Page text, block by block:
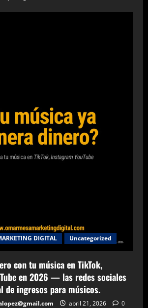
DIGITAL Uncategorized
con tu música en TikTok,
en 2026 — las redes sociales
de ingresos para músicos.
abril 21, 2026 0